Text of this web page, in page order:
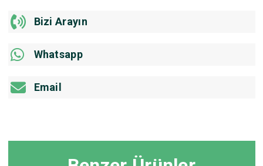
Bizi Arayın
Whatsapp
Email